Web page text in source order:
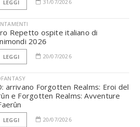
LEGGI 31/07/2026
Repetto ospite italiano di
2026
LEGGI 20/07/2026
arrivano Forgotten Realms: Eroi del
e Forgotten Realms: Avventure
LEGGI 20/07/2026